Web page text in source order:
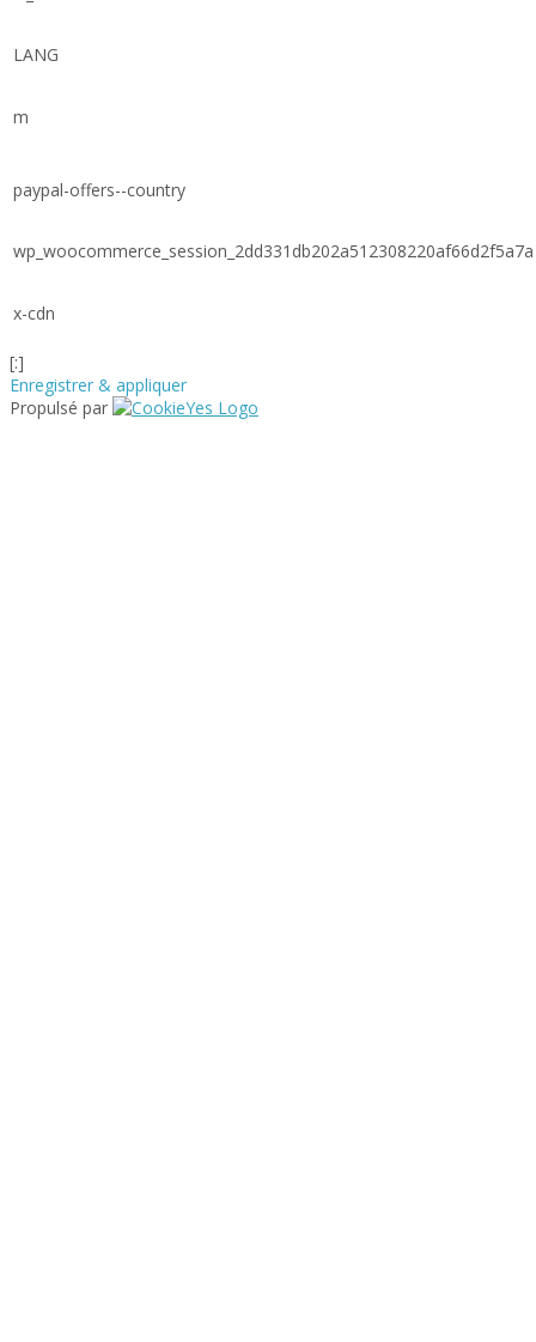
LANG
m
paypal-offers--country
wp_woocommerce_session_2dd331db202a512308220af66d2f5a7a
x-cdn
[:]
Enregistrer & appliquer
Propulsé par